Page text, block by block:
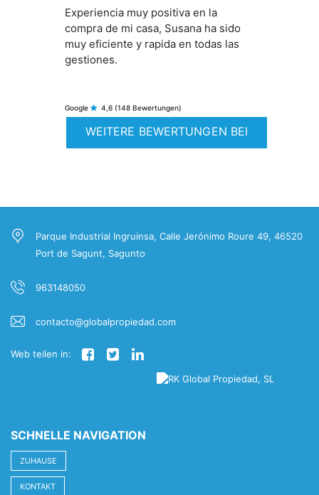
confianza. Ha sido un placer contar
con vuestro apoyo. Muchas gracias
por todo. Sin duda, volvería a contar
con ellos y los recomiendo
totalmente.
Experiencia muy positiva en la
compra de mi casa, Susana ha sido
muy eficiente y rapida en todas las
gestiones.
Google 4,6 (148 Bewertungen)
WEITERE BEWERTUNGEN BEI
Parque Industrial Ingruinsa, Calle Jerónimo Roure 49, 46520
Port de Sagunt, Sagunto
963148050
contacto@globalpropiedad.com
Web teilen in:
SCHNELLE NAVIGATION
ZUHAUSE
KONTAKT